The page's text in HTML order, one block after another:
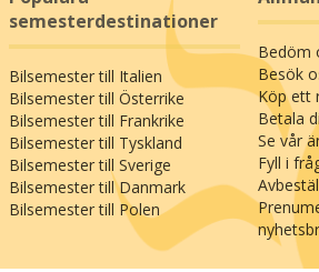
av de storslagna
Rhenslätten mot öster och
Det kan också varmt
en utflykt till Strasbourg (18
upplever ett intressant samspel
nutid: Den historiska
manifesteras i den imponerande
Notre-Dame, och den moderna
politisk samlingspunkt
semesterdestinationer
Bilsemester till Italien
Bilsemester till Österrike
Bilsemester till Frankrike
Bilsemester till Tyskland
Bilsemester till Sverige
Bilsemester till Danmark
Bilsemester till Polen
Bedöm
Besök
Köp ett
Betala
Se vår
Fyll i